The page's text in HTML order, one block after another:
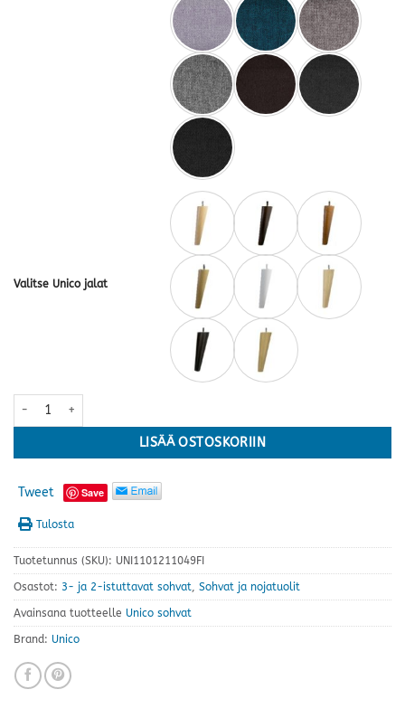
Valitse Unico jalat
Moona 2-istuttava sohva · useita värejä määrä
LISÄÄ OSTOSKORIIN
Tweet Save
Tulosta
Tuotetunnus (SKU): UNI1101211049FI
Osastot: 3- ja 2-istuttavat sohvat Sohvat ja nojatuolit
Avainsana tuotteelle Unico sohvat
Brand: Unico